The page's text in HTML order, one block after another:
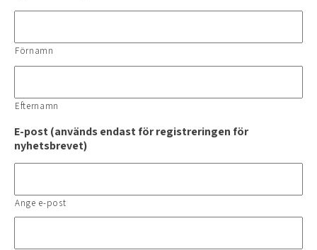
Förnamn
Efternamn
E-post (används endast för registreringen för
nyhetsbrevet)
Ange e-post